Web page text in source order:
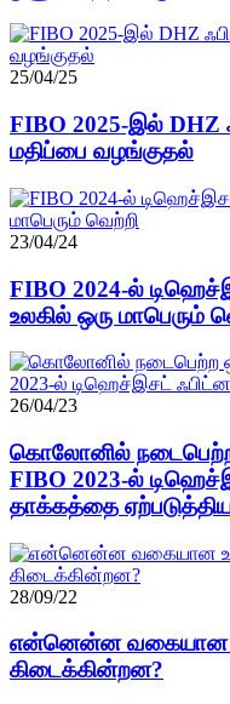
25/04/25
FIBO 2025-இல் DHZ
மதிப்பை வழங்குதல்
23/04/24
FIBO 2024-ல்
உலகில் ஒரு மாபெரும்
26/04/23
கொலோனில் நடைபெற்ற
FIBO 2023-ல்
தாக்கத்தை
28/09/22
என்னென்ன வகையான
கிடைக்கின்றன?